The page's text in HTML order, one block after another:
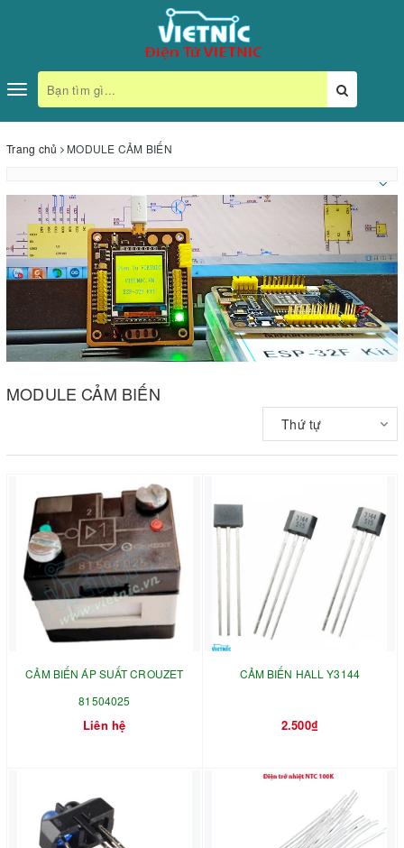
Toggle
navigation
Trang chủ MODULE CẢM BIẾN
MODULE CẢM BIẾN
Thứ tự
CẢM BIẾN ÁP SUẤT CROUZET
81504025
Liên hệ
CẢM BIẾN HALL Y3144
2.500₫